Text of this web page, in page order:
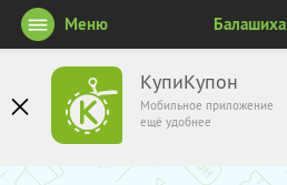
КупиКупон
Мобильное приложение
ещё удобнее
Меню Балашиха